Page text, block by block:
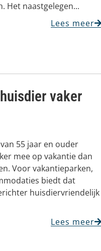
Het naastgelegen...
Lees meer
vaker
55 jaar en ouder
mee op vakantie dan
Voor vakantieparken,
biedt dat
huisdiervriendelijk
Lees meer